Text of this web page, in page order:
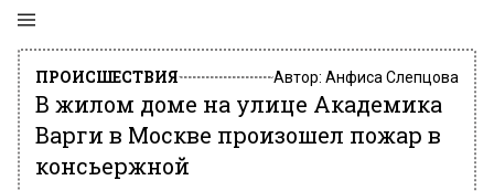
ПРОИСШЕСТВИЯ Автор: Анфиса Слепцова
В жилом доме на улице Академика
Варги в Москве произошел пожар в
консьержной